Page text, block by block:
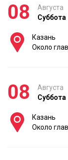
08
Августа
Суббота
Казань
Около
08
Августа
Суббота
Казань
Около